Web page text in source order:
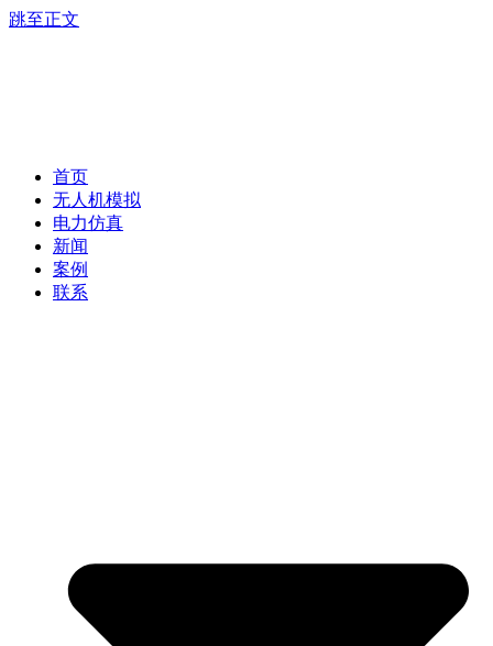
跳至正文
首页
无人机模拟
电力仿真
新闻
案例
联系